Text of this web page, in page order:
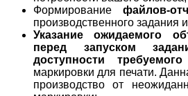
Формирование файлов-
производственного задания и
Указание ожидаемого
перед запуском
доступности
маркировки для печати.
производство от